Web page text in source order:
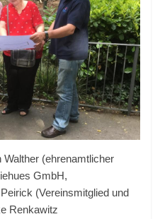
(ehrenamtlicher
GmbH,
(Vereinsmitglied und
Renkawitz